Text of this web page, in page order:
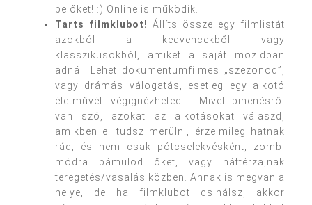
be őket! :) Online is működik.
Tarts filmklubot! Állíts össze egy filmlistát
azokból a kedvencekből vagy
klasszikusokból, amiket a saját mozidban
adnál. Lehet dokumentumfilmes „szezonod”,
vagy drámás válogatás, esetleg egy alkotó
életművét végignézheted. Mivel pihenésről
van szó, azokat az alkotásokat válaszd,
amikben el tudsz merülni, érzelmileg hatnak
rád, és nem csak pótcselekvésként, zombi
módra bámulod őket, vagy háttérzajnak
teregetés/vasalás közben. Annak is megvan a
helye, de ha filmklubot csinálsz, akkor